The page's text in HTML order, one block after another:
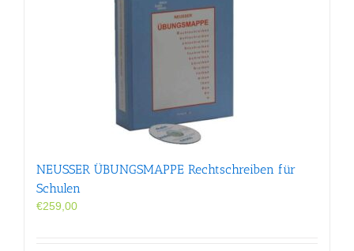
NEUSSER ÜBUNGS­MAPPE Rechtschreiben für
Schulen
€259,00